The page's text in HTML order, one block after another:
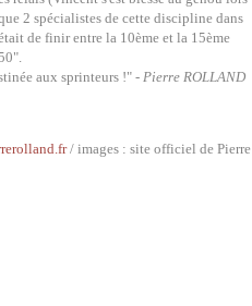
2 spécialistes de cette discipline dans
de finir entre la 10ème et la 15ème
aux sprinteurs !" - Pierre ROLLAND
/ images : site officiel de Pierre